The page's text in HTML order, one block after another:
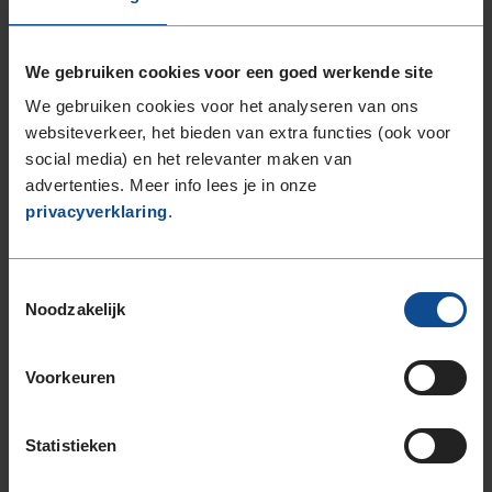
We gebruiken cookies voor een goed werkende site
We gebruiken cookies voor het analyseren van ons
websiteverkeer, het bieden van extra functies (ook voor
social media) en het relevanter maken van
advertenties. Meer info lees je in onze
privacyverklaring.
Noodzakelijk
Voorkeuren
Statistieken
255/50R19 107H EXTRALOAD
20-inch banden
195/55R20 95H EXTRALOAD
235/45R20 100W EXTRALOAD
235/50R20 100T
235/50R20 100T
255/45R20 105W EXTRALOAD
275/45R20 110Y EXTRALOAD
265/40R21 105Y EXTRALOAD